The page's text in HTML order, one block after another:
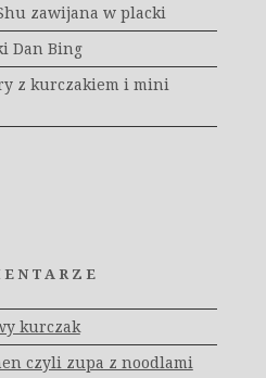
zawijana w placki
Dan Bing
z kurczakiem i mini
kurczak
czyli zupa z noodlami